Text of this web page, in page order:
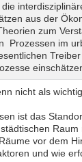
aus der
zum
Prozessen im
nicht als
ist das
Raum
vor dem
und wie